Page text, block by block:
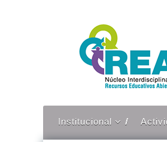
Institucional